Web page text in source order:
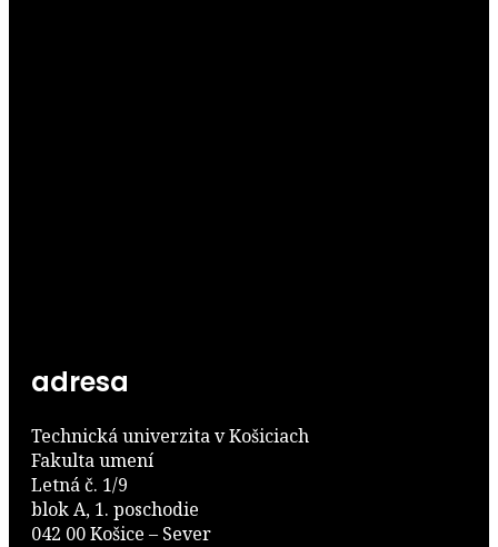
adresa
Technická univerzita v Košiciach
Fakulta umení
Letná č. 1/9
blok A, 1. poschodie
042 00 Košice – Sever